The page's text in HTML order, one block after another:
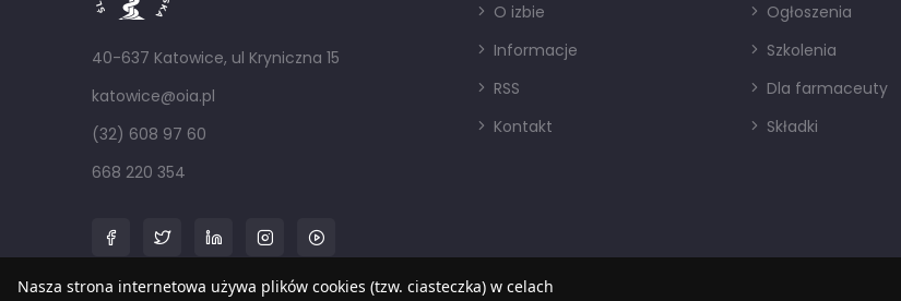
40-637 Katowice, ul Kryniczna 15
katowice@oia.pl
(32) 608 97 60
668 220 354
O izbie
Informacje
RSS
Kontakt
Ogłoszenia
Szkolenia
Dla farmaceuty
Składki
Nasza strona internetowa używa plików cookies (tzw. ciasteczka) w celach